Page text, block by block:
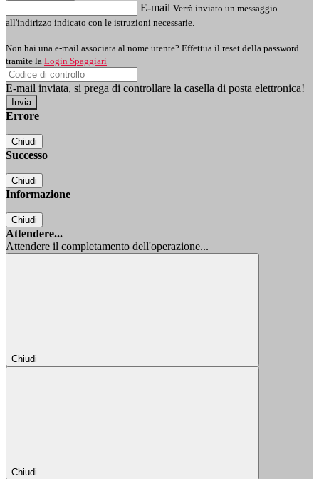
E-mail Verrà inviato un messaggio
all'indirizzo indicato con le istruzioni necessarie.
Non hai una e-mail associata al nome utente? Effettua il reset della password
tramite la Login Spaggiari
E-mail inviata, si prega di controllare la casella di posta elettronica!
Errore
Chiudi
Successo
Chiudi
Informazione
Chiudi
Attendere...
Attendere il completamento dell'operazione...
Chiudi
Chiudi